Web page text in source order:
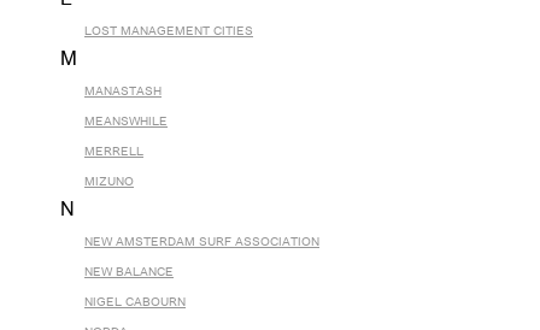
LOST MANAGEMENT CITIES
M
MANASTASH
MEANSWHILE
MERRELL
MIZUNO
N
NEW AMSTERDAM SURF ASSOCIATION
NEW BALANCE
NIGEL CABOURN